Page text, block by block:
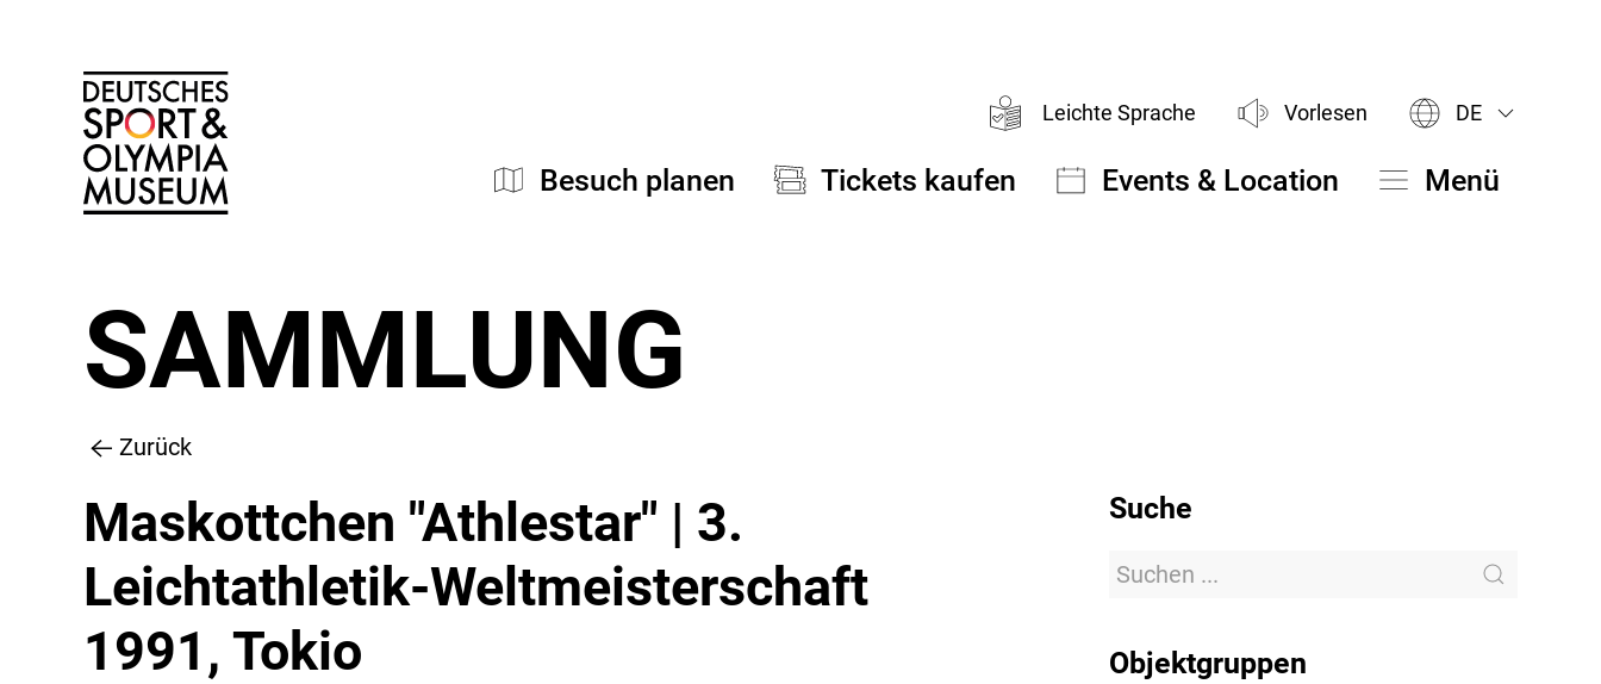
Leichte Sprache Vorlesen DE
Besuch planen Tickets kaufen Events & Location Menü
SAMMLUNG
Zurück
Maskottchen "Athlestar" | 3.
Leichtathletik-Weltmeisterschaft
1991, Tokio
Suche
Objektgruppen